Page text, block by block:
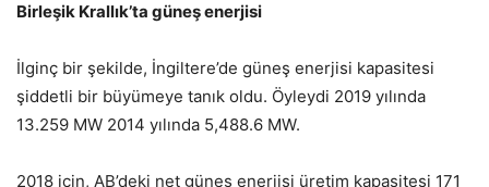
Birleşik Krallık’ta güneş enerjisi
İlginç bir şekilde, İngiltere’de güneş enerjisi kapasitesi
şiddetli bir büyümeye tanık oldu. Öyleydi 2019 yılında
13.259 MW 2014 yılında 5,488.6 MW.
2018 için, AB’deki net güneş enerjisi üretim kapasitesi 171